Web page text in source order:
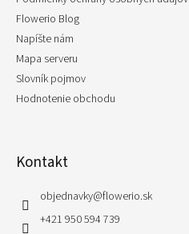
Flowerio Blog
Napíšte nám
Mapa serveru
Slovník pojmov
Hodnotenie obchodu
Kontakt
objednavky@flowerio.sk
+421 950 594 739